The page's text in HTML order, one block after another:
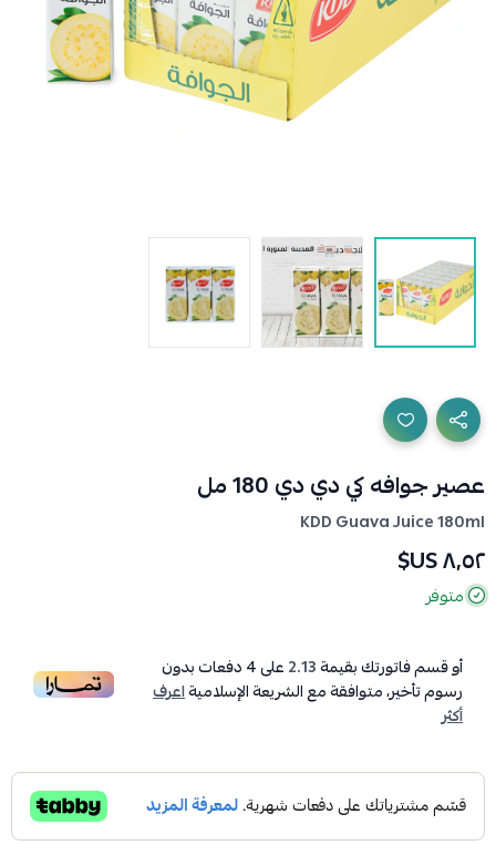
عصير جوافه كي دي دي 180 مل
KDD Guava Juice 180ml
٨٫٥٢ US$
متوفر
أو قسم فاتورتك بقيمة2.13على4دفعات بدون
رسوم تأخير، متوافقة مع الشريعة الإسلاميةاعرف
أكثر